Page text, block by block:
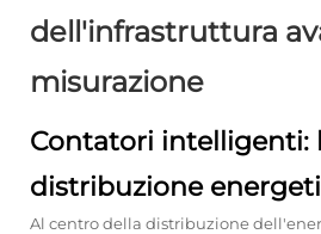
dell'infrastruttura
misurazione
Contatori intelligenti:
distribuzione
Al centro della distribuzione